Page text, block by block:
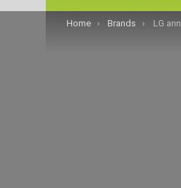
You are here:
Home Brands LG